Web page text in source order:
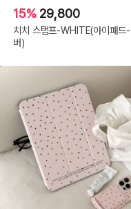
15% 29,800
치치 스탬프-WHITE(아이패드
버)